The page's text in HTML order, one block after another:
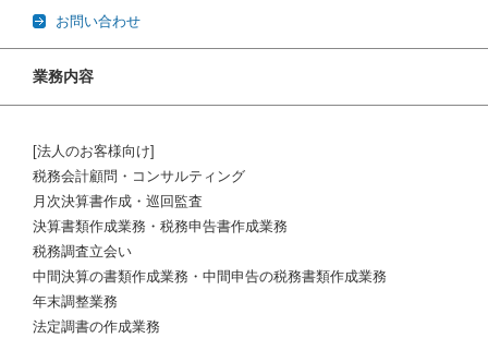
お問い合わせ
業務内容
[法人のお客様向け]
税務会計顧問・コンサルティング
月次決算書作成・巡回監査
決算書類作成業務・税務申告書作成業務
税務調査立会い
中間決算の書類作成業務・中間申告の税務書類作成業務
年末調整業務
法定調書の作成業務